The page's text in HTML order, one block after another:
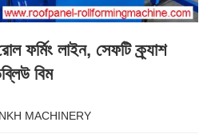
ফর্মিং লাইন, সেফটি ক্র্যাশ
বিম
NKH MACHINERY